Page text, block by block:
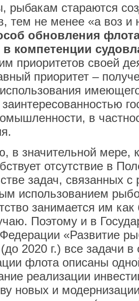
рыбакам стараются
тем не менее «а воз
обновления
компетенции
приоритетов своей
приоритет –
в
в значительной мере,
отсутствие в
задач, связанных с
использованием
занимается им
Поэтому и в
«Развитие
2020 г.) все задачи
флота описаны
реализации
новых и